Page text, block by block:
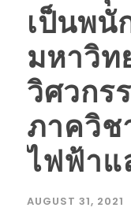
เป็นพนั
มหาวิ
วิศวกร
ภาควิช
ไฟฟ้าแ
AUGUST 31, 2021